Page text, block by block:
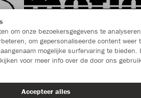
van LOCOMOTION
om onze bezoekersgegevens te
om gepersonaliseerde content weer
mogelijke surfervaring te bieden.
voor meer info over de door ons
Accepteer alles